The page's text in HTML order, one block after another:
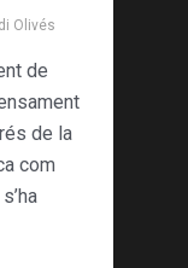
Olivés
de
de la
com